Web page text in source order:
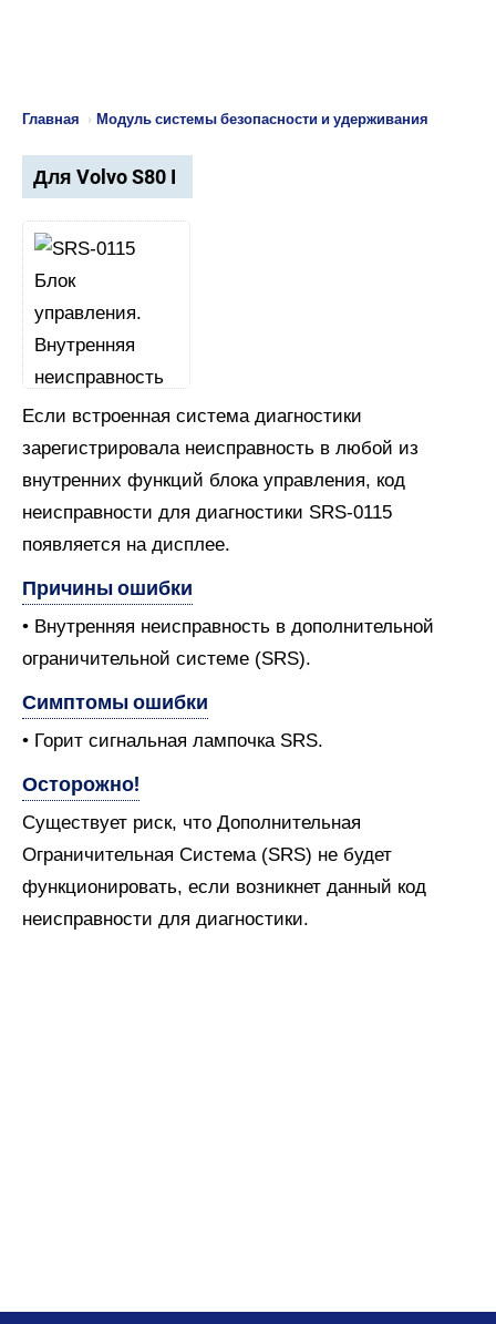
Главная › Модуль системы безопасности и удерживания
Для Volvo S80 I
Если встроенная система диагностики
зарегистрировала неисправность в любой из
внутренних функций блока управления, код
неисправности для диагностики SRS-0115
появляется на дисплее.
Причины ошибки
• Внутренняя неисправность в дополнительной
ограничительной системе (SRS).
Симптомы ошибки
• Горит сигнальная лампочка SRS.
Осторожно!
Существует риск, что Дополнительная
Ограничительная Система (SRS) не будет
функционировать, если возникнет данный код
неисправности для диагностики.